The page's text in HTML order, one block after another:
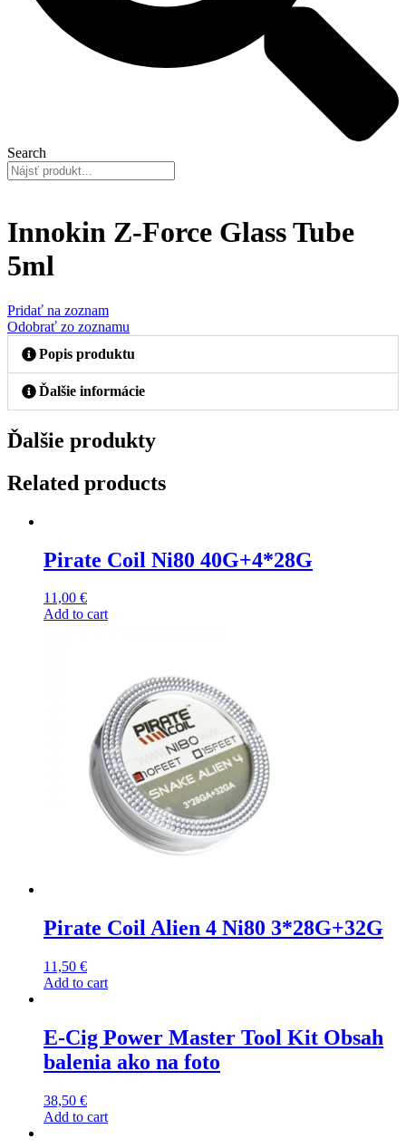
Search
Innokin Z-Force Glass Tube
5ml
Pridať na zoznam
Odobrať zo zoznamu
Popis produktu
Ďalšie informácie
Ďalšie produkty
Related products
Pirate Coil Ni80 40G+4*28G
11,00 €
Add to cart
Pirate Coil Alien 4 Ni80 3*28G+32G
11,50 €
Add to cart
E-Cig Power Master Tool Kit Obsah
balenia ako na foto
38,50 €
Add to cart